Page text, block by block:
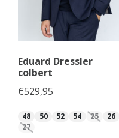
Eduard Dressler
colbert
€529,95
48 50 52 54 25
26
27